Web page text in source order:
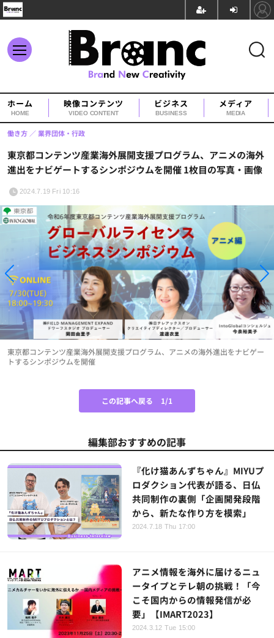
ホーム
HOME
映像コンテンツ
VIDEO CONTENT
ビジネス
BUSINESS
メディア
MEDIA
東京都コンテンツ産業海外展開支援プログラム、アニメの海外
進出をナビゲートするシンポジウムを開催 1枚目の写真・画像
働き方 業界団体・行政
2024.7.19 Fri 10:16
東京都コンテンツ産業海外展開支援プログラム、アニメの海外進出をナビゲー
トするシンポジウムを開催
この記事へ戻る 1/1
編集部おすすめの記事
『化け猫あんずちゃん』MIYUプ
ロダクション代表が語る、日仏
共同制作の裏側「企画開発段階
から、新たな作り方を模索」
2024.7.18 Thu 17:00
アニメ情報を海外に届けるニュ
ータイプとテレ朝の挑戦！「今
こそ国内からの情報発信が必
要」【IMART2023】
2024.3.12 Tue 15:00